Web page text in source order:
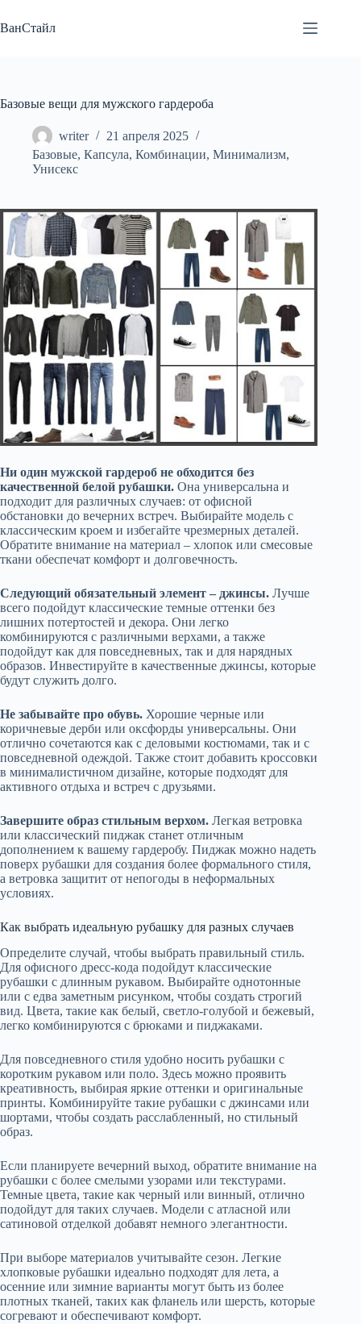
к
сути
ВанСтайл
Базовые вещи для мужского гардероба
writer
21 апреля 2025
Базовые, Капсула, Комбинации, Минимализм,
Унисекс
Ни один мужской гардероб не обходится без
качественной белой рубашки. Она универсальна и
подходит для различных случаев: от офисной
обстановки до вечерних встреч. Выбирайте модель с
классическим кроем и избегайте чрезмерных деталей.
Обратите внимание на материал – хлопок или смесовые
ткани обеспечат комфорт и долговечность.
Следующий обязательный элемент – джинсы. Лучше
всего подойдут классические темные оттенки без
лишних потертостей и декора. Они легко
комбинируются с различными верхами, а также
подойдут как для повседневных, так и для нарядных
образов. Инвестируйте в качественные джинсы, которые
будут служить долго.
Не забывайте про обувь. Хорошие черные или
коричневые дерби или оксфорды универсальны. Они
отлично сочетаются как с деловыми костюмами, так и с
повседневной одеждой. Также стоит добавить кроссовки
в минималистичном дизайне, которые подходят для
активного отдыха и встреч с друзьями.
Завершите образ стильным верхом. Легкая ветровка
или классический пиджак станет отличным
дополнением к вашему гардеробу. Пиджак можно надеть
поверх рубашки для создания более формального стиля,
а ветровка защитит от непогоды в неформальных
условиях.
Как выбрать идеальную рубашку для разных случаев
Определите случай, чтобы выбрать правильный стиль.
Для офисного дресс-кода подойдут классические
рубашки с длинным рукавом. Выбирайте однотонные
или с едва заметным рисунком, чтобы создать строгий
вид. Цвета, такие как белый, светло-голубой и бежевый,
легко комбинируются с брюками и пиджаками.
Для повседневного стиля удобно носить рубашки с
коротким рукавом или поло. Здесь можно проявить
креативность, выбирая яркие оттенки и оригинальные
принты. Комбинируйте такие рубашки с джинсами или
шортами, чтобы создать расслабленный, но стильный
образ.
Если планируете вечерний выход, обратите внимание на
рубашки с более смелыми узорами или текстурами.
Темные цвета, такие как черный или винный, отлично
подойдут для таких случаев. Модели с атласной или
сатиновой отделкой добавят немного элегантности.
При выборе материалов учитывайте сезон. Легкие
хлопковые рубашки идеально подходят для лета, а
осенние или зимние варианты могут быть из более
плотных тканей, таких как фланель или шерсть, которые
согревают и обеспечивают комфорт.